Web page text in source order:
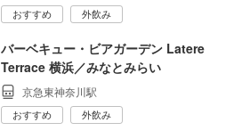
おすすめ 外飲み
バーベキュー・ビアガーデン Latere
Terrace 横浜／みなとみらい
京急東神奈川駅
おすすめ 外飲み